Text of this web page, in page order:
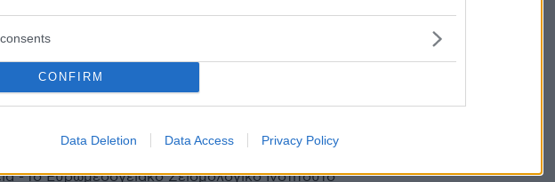
CONFIRM
Data Deletion Data Access Privacy Policy
4,5 Ρίχτερ βορειοδυτικά της
- Αισθητή στις γύρω περιοχές
Ο σεισμός εκδηλώθηκε πάνω στο μεγάλο
- Το Ευρωμεσογειακό Σεισμολογικό Ινστιτούτο
17